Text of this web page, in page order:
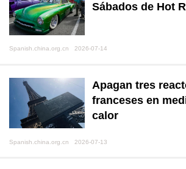
Sábados de Hot
Spanish.china.org.cn 2026-07-14
Apagan tres
franceses en
calor
Spanish.china.org.cn 2026-07-13